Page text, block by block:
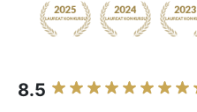
8.5